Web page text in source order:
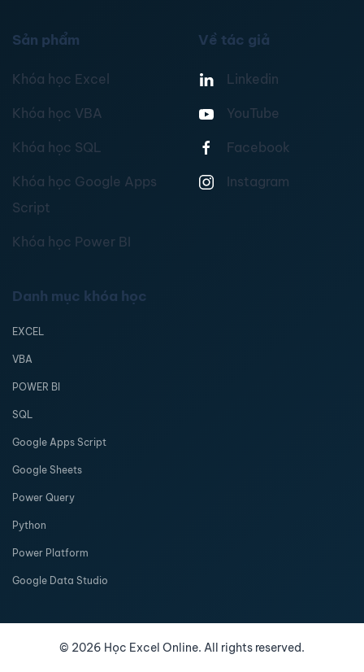
Sản phẩm
Khóa học Excel
Khóa học VBA
Khóa học SQL
Khóa học Google Apps
Script
Khóa học Power BI
Về tác giả
Linkedin
YouTube
Facebook
Instagram
Danh mục khóa học
EXCEL
VBA
POWER BI
SQL
Google Apps Script
Google Sheets
Power Query
Python
Power Platform
Google Data Studio
© 2026 Học Excel Online. All rights reserved.